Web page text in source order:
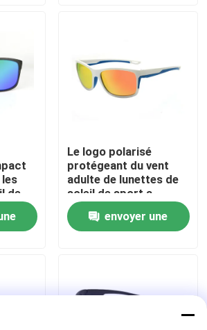
de sûreté
de
Le logo polarisé
protégeant du vent
adulte de lunettes de
soleil de sport a
adapté aux besoins du
client envoyer une